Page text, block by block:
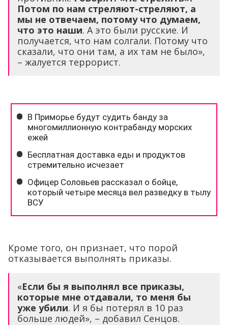
Потом по нам стреляют-стреляют, а
мы не отвечаем, потому что думаем,
что это наши. А это были русские. И
получается, что нам солгали. Потому что
сказали, что они там, а их там не было»,
– жалуется террорист.
Кроме того, он признает, что порой
отказывается выполнять приказы.
«Если бы я выполнял все приказы,
которые мне отдавали, то меня бы
уже убили. И я бы потерял в 10 раз
больше людей», – добавил Сенцов.